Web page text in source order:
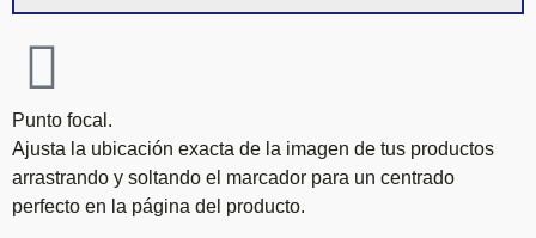
Punto focal.
Ajusta la ubicación exacta de la imagen de tus productos
arrastrando y soltando el marcador para un centrado
perfecto en la página del producto.